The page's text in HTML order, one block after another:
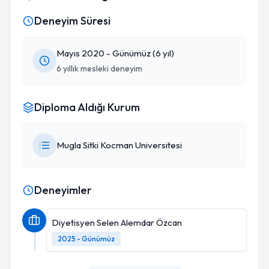
Deneyim Süresi
Mayıs 2020 - Günümüz (6 yıl)
6 yıllık mesleki deneyim
Diploma Aldığı Kurum
Mugla Sitki Kocman Universitesi
Deneyimler
Diyetisyen Selen Alemdar Özcan
2025 - Günümüz